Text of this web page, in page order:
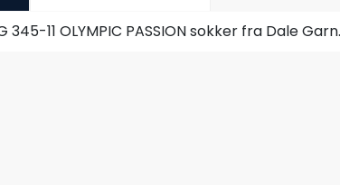
11 OLYMPIC PASSION sokker fra Dale Garn.